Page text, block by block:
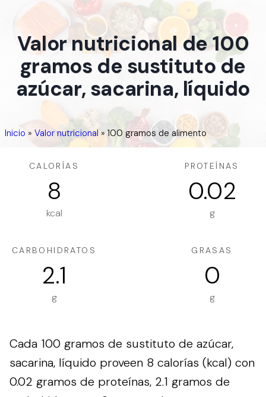
Valor nutricional de 100
gramos de sustituto de
azúcar, sacarina, líquido
Inicio » Valor nutricional»100 gramos de alimento
CALORÍAS
8
kcal
PROTEÍNAS
0.02
g
CARBOHIDRATOS
2.1
g
GRASAS
0
g
Cada 100 gramos de sustituto de azúcar,
sacarina, líquido proveen 8 calorías (kcal) con
0.02 gramos de proteínas, 2.1 gramos de